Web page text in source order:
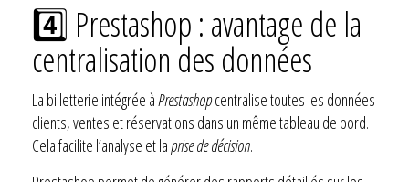
4️⃣ Prestashop : avantage de la
centralisation des données
La billetterie intégrée àPrestashopcentralise toutes les données
clients, ventes et réservations dans un même tableau de bord.
Cela facilite l’analyse et laprise de décision.